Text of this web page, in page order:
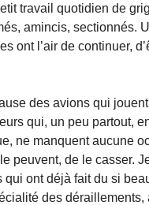
travail quotidien de
amincis, sectionnés.
ont l’air de continuer,
des avions qui
qui, un peu partout,
ne manquent aucune
le peuvent, de le casser.
qui ont déjà fait du si
des